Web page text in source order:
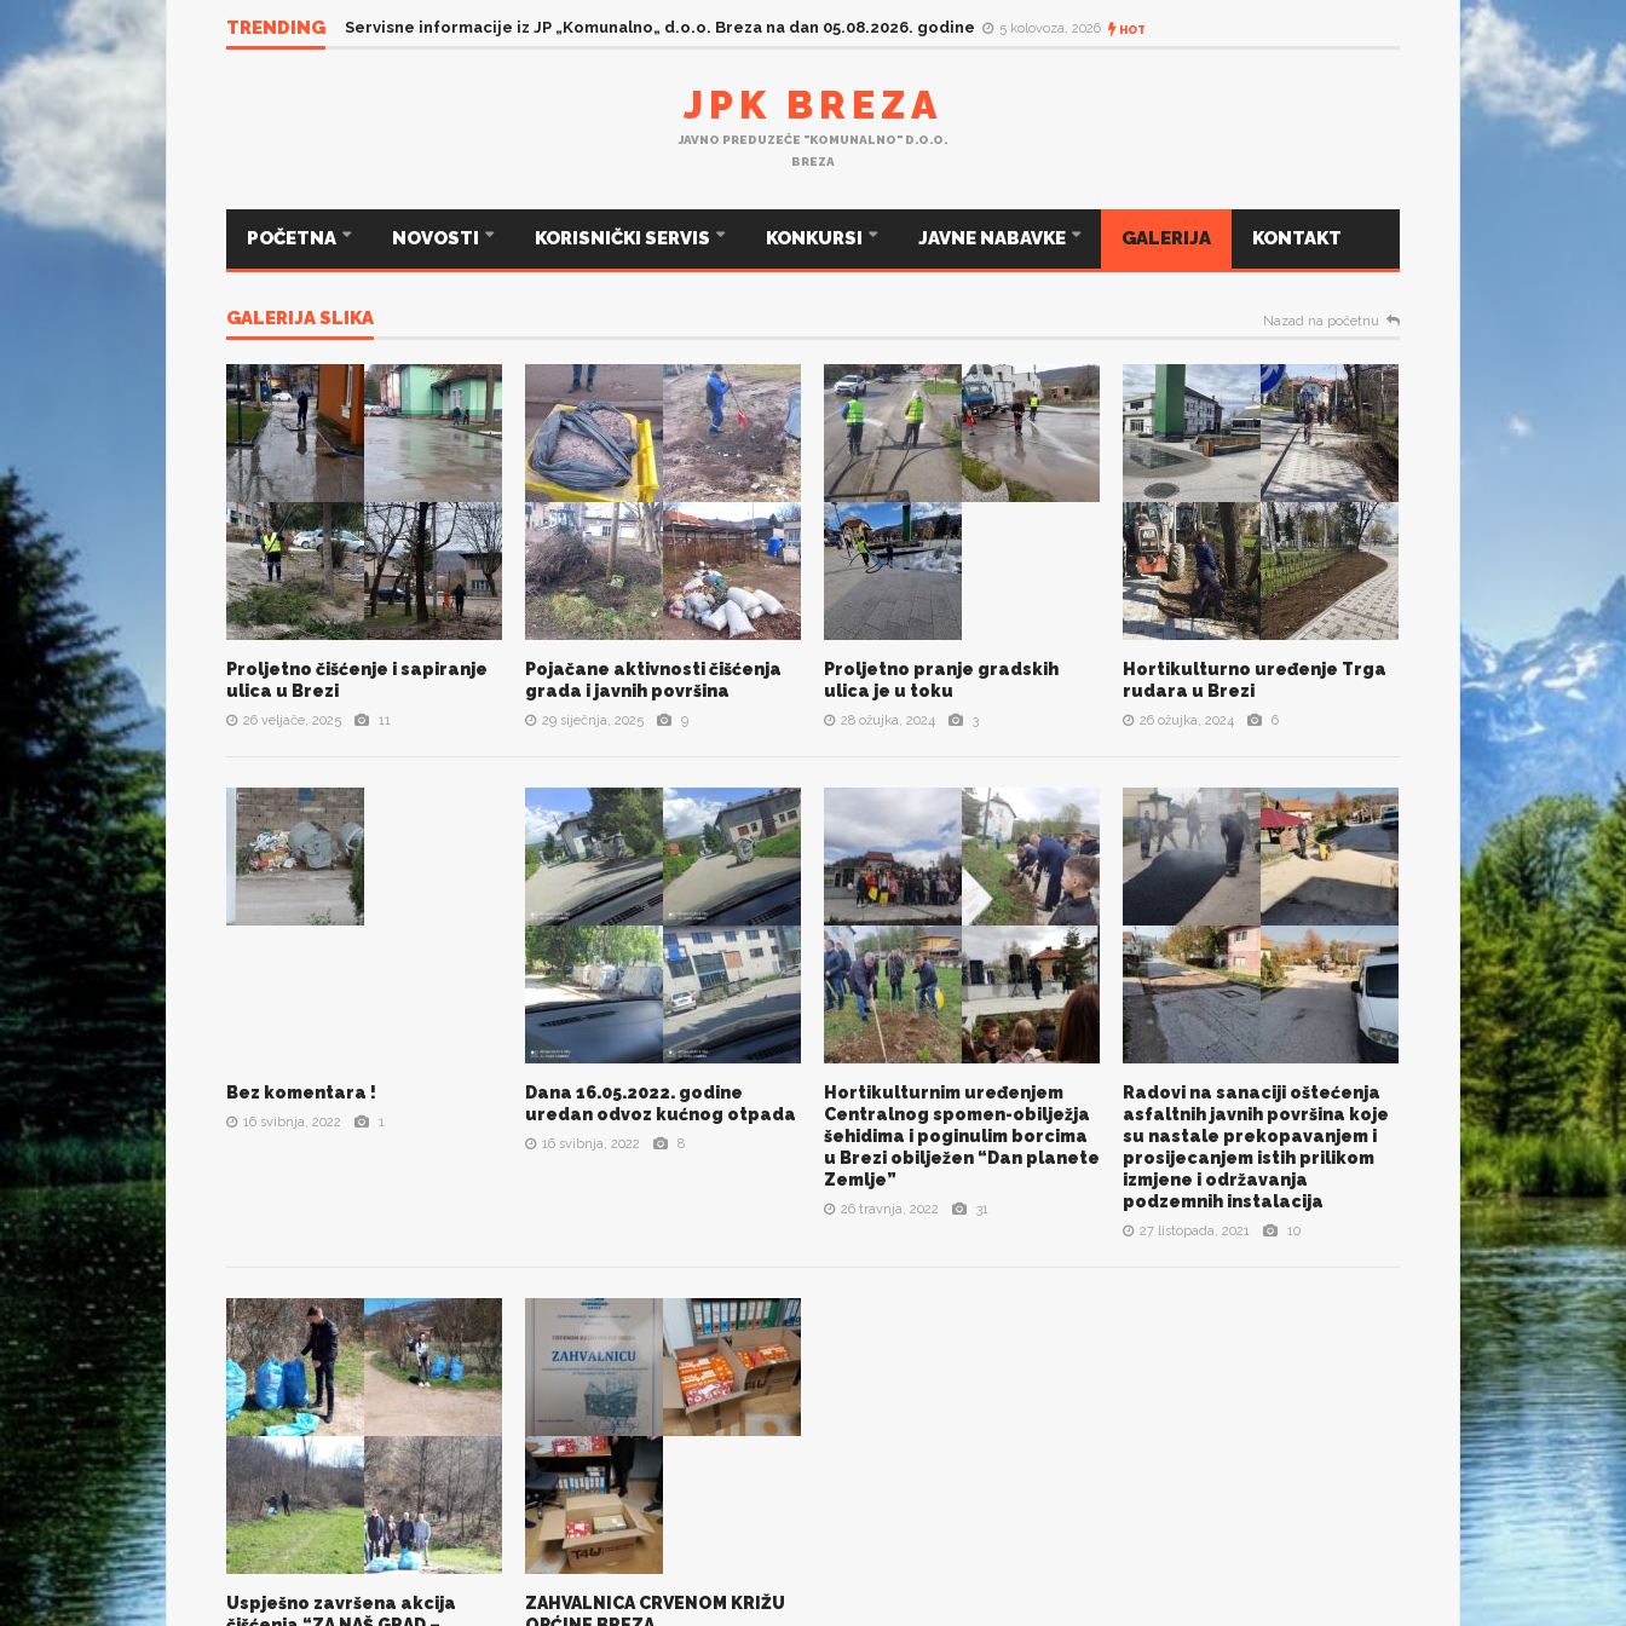
TRENDING Servisne informacije iz JP „Komunalno„ d.o.o. Breza na dan 04.08.2026. godine 4 kolovoza, 2026 HOT
JPK BREZA
JAVNO PREDUZEĆE "KOMUNALNO" D.O.O.
BREZA
POČETNA NOVOSTI KORISNIČKI SERVIS KONKURSI JAVNE NABAVKE GALERIJA KONTAKT
GALERIJA SLIKA Nazad na početnu
POGLEDAJ SVE SLIKE
Proljetno čišćenje i sapiranje
ulica u Brezi
26 veljače, 2025 11
POGLEDAJ SVE SLIKE
Pojačane aktivnosti čišćenja
grada i javnih površina
29 siječnja, 2025 9
POGLEDAJ SVE SLIKE
Proljetno pranje gradskih
ulica je u toku
28 ožujka, 2024 3
POGLEDAJ SVE SLIKE
Hortikulturno uređenje Trga
rudara u Brezi
26 ožujka, 2024 6
POGLEDAJ SVE SLIKE
Bez komentara !
16 svibnja, 2022 1
POGLEDAJ SVE SLIKE
Dana 16.05.2022. godine
uredan odvoz kućnog otpada
16 svibnja, 2022 8
POGLEDAJ SVE SLIKE
Hortikulturnim uređenjem
Centralnog spomen-obilježja
šehidima i poginulim borcima
u Brezi obilježen “Dan planete
Zemlje”
26 travnja, 2022 31
POGLEDAJ SVE SLIKE
Radovi na sanaciji oštećenja
asfaltnih javnih površina koje
su nastale prekopavanjem i
prosijecanjem istih prilikom
izmjene i održavanja
podzemnih instalacija
27 listopada, 2021 10
POGLEDAJ SVE SLIKE
Uspješno završena akcija
POGLEDAJ SVE SLIKE
ZAHVALNICA CRVENOM KRIŽU